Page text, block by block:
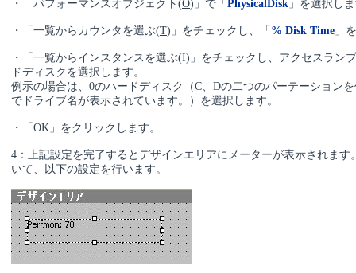
・「パフォーマンスオブジェクト(O)」で「 PhysicalDisk 」を選択し
・「一覧からカウンタを選ぶ(T)」をチェックし、「 % Disk Time 」
・「一覧からインスタンスを選ぶ(I)」をチェックし、アクセスラン
ドディスクを選択します。
例示の場合は、0のハードディスク（C、Dの二つのパーテーション
でドライブ名が表示されています。）を選択します。
・「OK」をクリックします。
4：上記設定を完了するとデザインエリアにメーターが表示されます
いて、以下の設定を行います。